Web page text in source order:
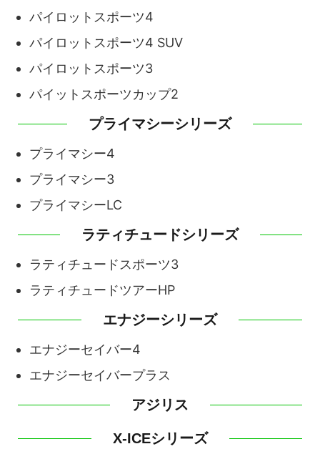
パイロットスポーツ4
パイロットスポーツ4 SUV
パイロットスポーツ3
パイットスポーツカップ2
プライマシーシリーズ
プライマシー4
プライマシー3
プライマシーLC
ラティチュードシリーズ
ラティチュードスポーツ3
ラティチュードツアーHP
エナジーシリーズ
エナジーセイバー4
エナジーセイバープラス
アジリス
X-ICEシリーズ